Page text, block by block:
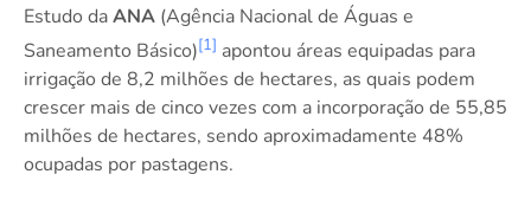
Estudo daANA (Agência Nacional de Águas e
Saneamento Básico)[1] apontou áreas equipadas para
irrigação de 8,2 milhões de hectares, as quais podem
crescer mais de cinco vezes com a incorporação de 55,85
milhões de hectares, sendo aproximadamente 48%
ocupadas por pastagens.